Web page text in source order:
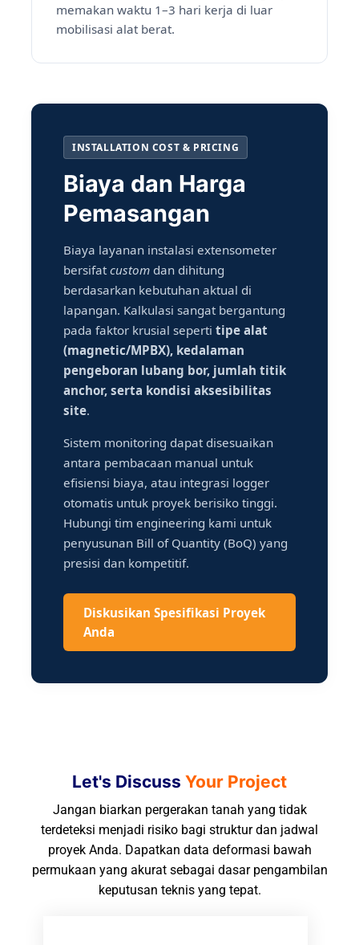
memakan waktu 1–3 hari kerja di luar
mobilisasi alat berat.
INSTALLATION COST & PRICING
Biaya dan Harga
Pemasangan
Biaya layanan instalasi extensometer
bersifat custom dan dihitung
berdasarkan kebutuhan aktual di
lapangan. Kalkulasi sangat bergantung
pada faktor krusial seperti tipe alat
(magnetic/MPBX), kedalaman
pengeboran lubang bor, jumlah titik
anchor, serta kondisi aksesibilitas
site.
Sistem monitoring dapat disesuaikan
antara pembacaan manual untuk
efisiensi biaya, atau integrasi logger
otomatis untuk proyek berisiko tinggi.
Hubungi tim engineering kami untuk
penyusunan Bill of Quantity (BoQ) yang
presisi dan kompetitif.
Diskusikan Spesifikasi Proyek
Anda
Let's Discuss Your Project
Jangan biarkan pergerakan tanah yang tidak
terdeteksi menjadi risiko bagi struktur dan jadwal
proyek Anda. Dapatkan data deformasi bawah
permukaan yang akurat sebagai dasar pengambilan
keputusan teknis yang tepat.